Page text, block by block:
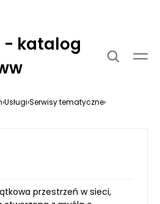
- katalog
›Usługi›Serwisy tematyczne›
przestrzeń w sieci,